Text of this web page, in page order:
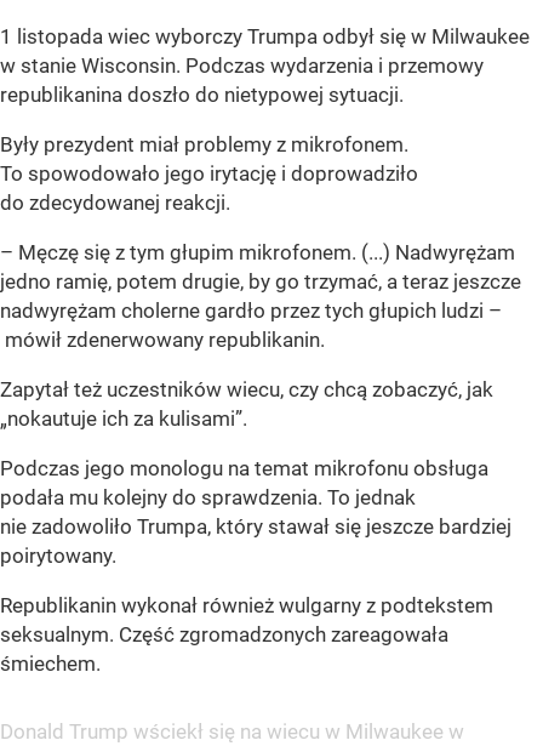
1 listopada wiec wyborczy Trumpa odbył się w Milwaukee
w stanie Wisconsin. Podczas wydarzenia i przemowy
republikanina doszło do nietypowej sytuacji.
Były prezydent miał problemy z mikrofonem.
To spowodowało jego irytację i doprowadziło
do zdecydowanej reakcji.
– Męczę się z tym głupim mikrofonem. (...) Nadwyrężam
jedno ramię, potem drugie, by go trzymać, a teraz jeszcze
nadwyrężam cholerne gardło przez tych głupich ludzi –
mówił zdenerwowany republikanin.
Zapytał też uczestników wiecu, czy chcą zobaczyć, jak
„nokautuje ich za kulisami”.
Podczas jego monologu na temat mikrofonu obsługa
podała mu kolejny do sprawdzenia. To jednak
nie zadowoliło Trumpa, który stawał się jeszcze bardziej
poirytowany.
Republikanin wykonał również wulgarny z podtekstem
seksualnym. Część zgromadzonych zareagowała
śmiechem.
Donald Trump wściekł się na wiecu w Milwaukee w